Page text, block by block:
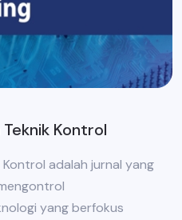
Kontrol
adalah jurnal yang
yang berfokus